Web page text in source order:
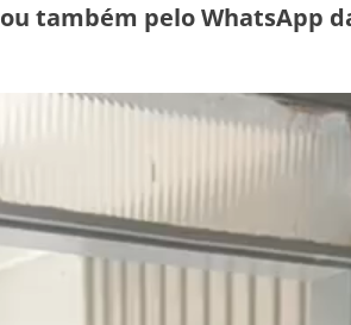
ou também pelo WhatsApp